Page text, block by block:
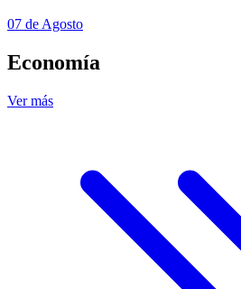
07 de Agosto
Economía
Ver más